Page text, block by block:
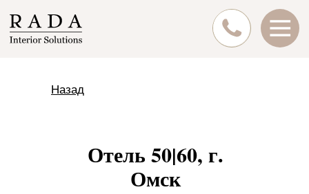
Отель 50|60, г.
Омск
Назад